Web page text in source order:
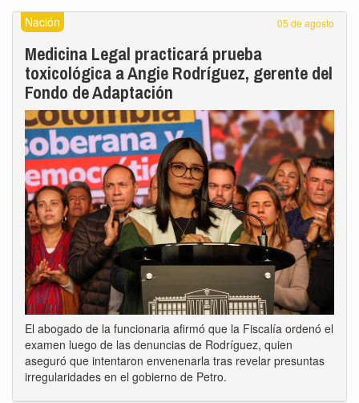
Nación 05 de agosto
Medicina Legal practicará prueba
toxicológica a Angie Rodríguez, gerente del
Fondo de Adaptación
El abogado de la funcionaria afirmó que la Fiscalía ordenó el
examen luego de las denuncias de Rodríguez, quien
aseguró que intentaron envenenarla tras revelar presuntas
irregularidades en el gobierno de Petro.